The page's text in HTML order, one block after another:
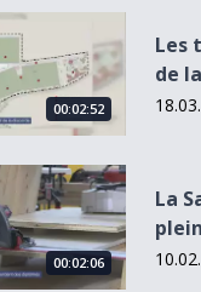
de foot de la discorde
00:02:52
Les
de
bat son plein à
00:02:06
La